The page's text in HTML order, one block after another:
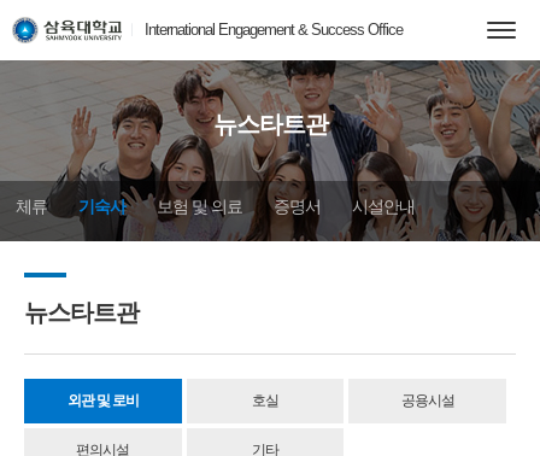
International Engagement & Success Office
뉴스타트관
체류 기숙사 보험 및 의료 증명서 시설안내
뉴스타트관
외관 및 로비 호실 공용시설
편의시설 기타